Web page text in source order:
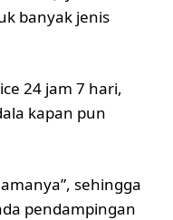
banyak jenis
24 jam 7 hari,
kapan pun
sehingga
pendampingan